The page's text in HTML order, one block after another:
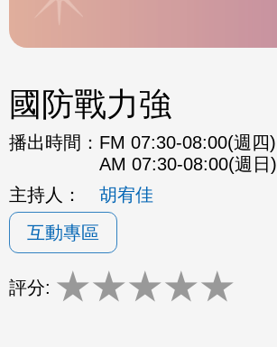
國防戰力強
播出時間： FM 07:30-08:00(週四)
AM 07:30-08:00(週日)
主持人：
胡宥佳
互動專區
評分: ★★★★★